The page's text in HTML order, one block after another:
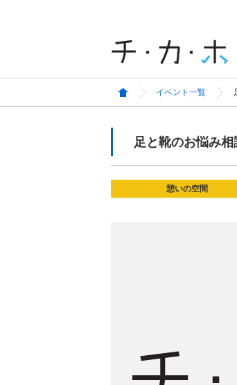
イベント一覧
足と靴のお悩み
憩いの空間